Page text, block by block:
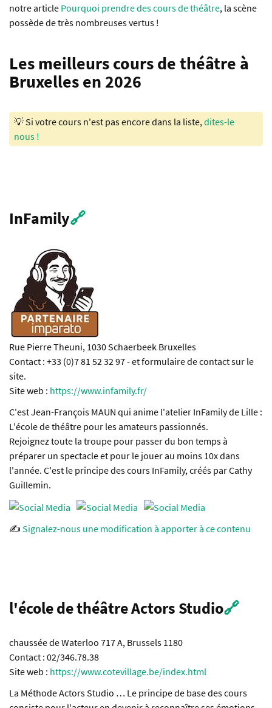
notre article Pourquoi prendre des cours de théâtre, la scène
possède de très nombreuses vertus !
Les meilleurs cours de théâtre à
Bruxelles en 2026
💡 Si votre cours n'est pas encore dans la liste, dites-le
nous !
InFamily🔗
Rue Pierre Theuni, 1030 Schaerbeek Bruxelles
Contact : +33 (0)7 81 52 32 97 - et formulaire de contact sur le
site.
Site web : https://www.infamily.fr/
C'est Jean-François MAUN qui anime l'atelier InFamily de Lille :
L'école de théâtre pour les amateurs passionnés.
Rejoignez toute la troupe pour passer du bon temps à
préparer un spectacle et pour le jouer au moins 10x dans
l'année. C'est le principe des cours InFamily, créés par Cathy
Guillemin.
✍️ Signalez-nous une modification à apporter à ce contenu
l'école de théâtre Actors Studio🔗
chaussée de Waterloo 717 A, Brussels 1180
Contact : 02/346.78.38
Site web : https://www.cotevillage.be/index.html
La Méthode Actors Studio … Le principe de base des cours